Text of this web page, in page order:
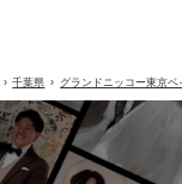
千葉県 グランドニッコー東京